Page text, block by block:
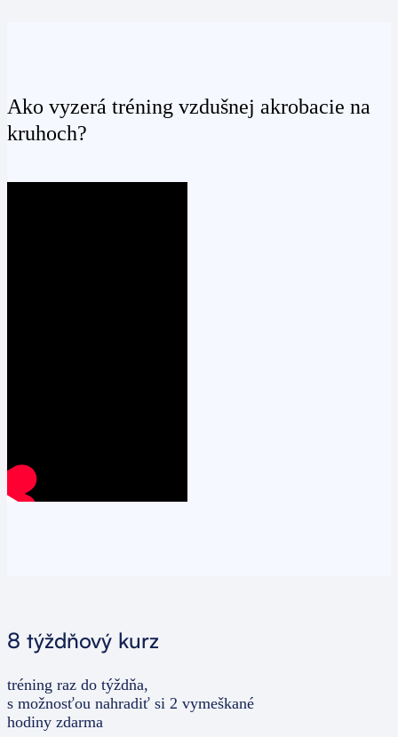
Ako vyzerá tréning vzdušnej akrobacie na
kruhoch?
8 týždňový kurz
tréning raz do týždňa,
s možnosťou nahradiť si 2 vymeškané
hodiny zdarma